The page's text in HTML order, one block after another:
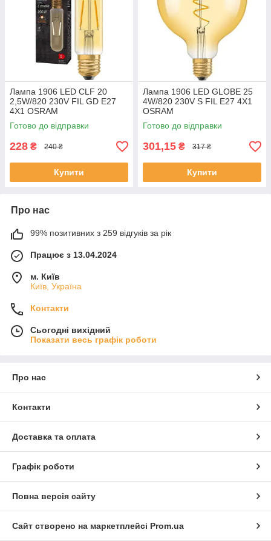
Лампа 1906 LED CLF 20
2,5W/820 230V FIL GD E27
4X1 OSRAM
Готово до відправки
228 ₴ 240 ₴
Купити
Лампа 1906 LED GLOBE 25
4W/820 230V S FIL E27 4X1
OSRAM
Готово до відправки
301,15 ₴ 317 ₴
Купити
Про нас
99% позитивних з 259 відгуків за рік
Працює з 13.04.2024
м. Київ
Київ, Україна
Контакти
Сьогодні вихідний
Показати весь графік роботи
Про нас
Контакти
Доставка та оплата
Графік роботи
Повна версія сайту
Сайт створено на маркетплейсі Prom.ua